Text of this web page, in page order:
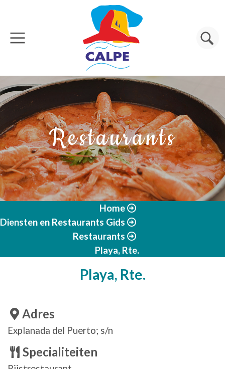
Overslaan en naar de inhoud gaan
Zoeken
Restaurants
Home
Diensten en Restaurants Gids
Restaurants
Playa, Rte.
Playa, Rte.
Adres
Explanada del Puerto; s/n
Specialiteiten